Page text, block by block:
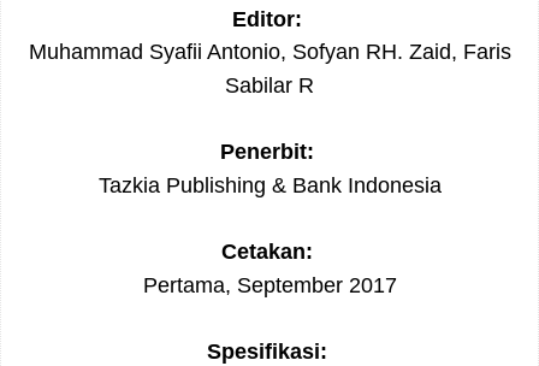
Editor:
Muhammad Syafii Antonio, Sofyan RH. Zaid, Faris
Sabilar R
Penerbit:
Tazkia Publishing & Bank Indonesia
Cetakan:
Pertama, September 2017
Spesifikasi: